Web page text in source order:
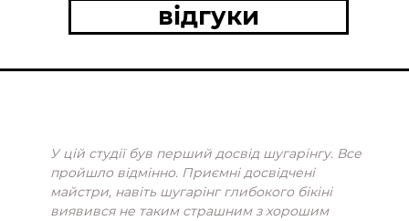
відгуки
У цій студії був перший досвід шугарінгу. Все
пройшло відмінно. Приємні досвідчені
майстри, навіть шугарінг глибокого бікіні
виявився не таким страшним з хорошим